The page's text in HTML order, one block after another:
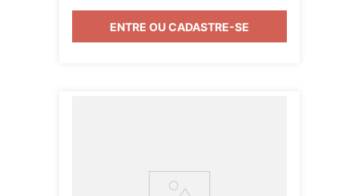
ENTRE OU CADASTRE-SE